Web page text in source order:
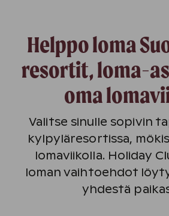
Helppo loma
resortit, loma-
oma
Valitse sinulle sopivin
kylpyläresortissa,
lomaviikolla. Holiday
loman vaihtoehdot
yhdestä